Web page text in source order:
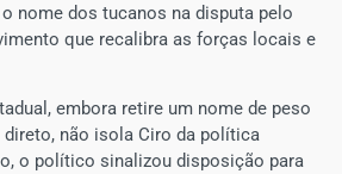
nome dos tucanos na disputa pelo
que recalibra as forças locais e
embora retire um nome de peso
não isola Ciro da política
o político sinalizou disposição para